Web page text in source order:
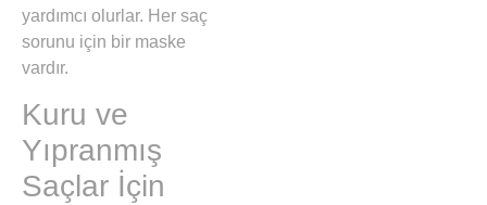
yardımcı olurlar. Her saç
sorunu için bir maske
vardır.
Kuru ve
Yıpranmış
Saçlar İçin